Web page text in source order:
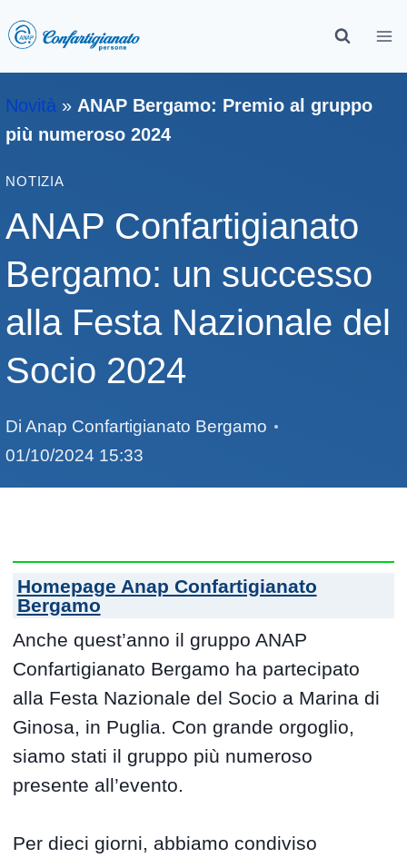
Novità » ANAP Bergamo: Premio al gruppo
più numeroso 2024
NOTIZIA
ANAP Confartigianato
Bergamo: un successo
alla Festa Nazionale del
Socio 2024
Di Anap Confartigianato Bergamo
01/10/2024 15:33
Homepage Anap Confartigianato
Bergamo
Anche quest’anno il gruppo ANAP
Confartigianato Bergamo ha partecipato
alla Festa Nazionale del Socio a Marina di
Ginosa, in Puglia. Con grande orgoglio,
siamo stati il gruppo più numeroso
presente all’evento.
Per dieci giorni, abbiamo condiviso